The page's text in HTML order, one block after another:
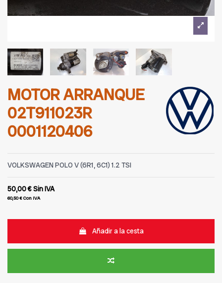
MOTOR ARRANQUE
02T911023R
0001120406
VOLKSWAGEN POLO V (6R1, 6C1) 1.2 TSI
50,00 €Sin IVA
60,50 €Con IVA
Añadir a la cesta